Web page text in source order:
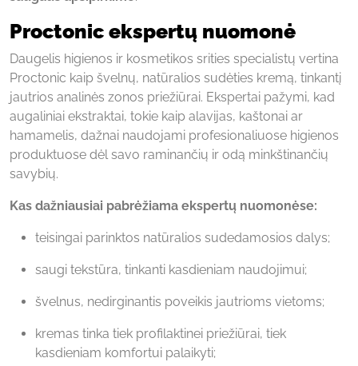
Proctonic ekspertų nuomonė
Daugelis higienos ir kosmetikos srities specialistų vertina
Proctonic kaip švelnų, natūra­lios sudėties kremą, tinkantį
jautrios analinės zonos priežiūrai. Ekspertai pažymi, kad
augaliniai ekstraktai, tokie kaip alavijas, kaštonai ar
hamamelis, dažnai naudojami profesionaliuose higienos
produktuose dėl savo raminančių ir odą minkštinančių
savybių.
Kas dažniausiai pabrėžiama ekspertų nuomonėse:
teisingai parinktos natūralios sudedamosios dalys;
saugi tekstūra, tinkanti kasdieniam naudojimui;
švelnus, nedirginantis poveikis jautrioms vietoms;
kremas tinka tiek profilaktinei priežiūrai, tiek
kasdieniam komfortui palaikyti;